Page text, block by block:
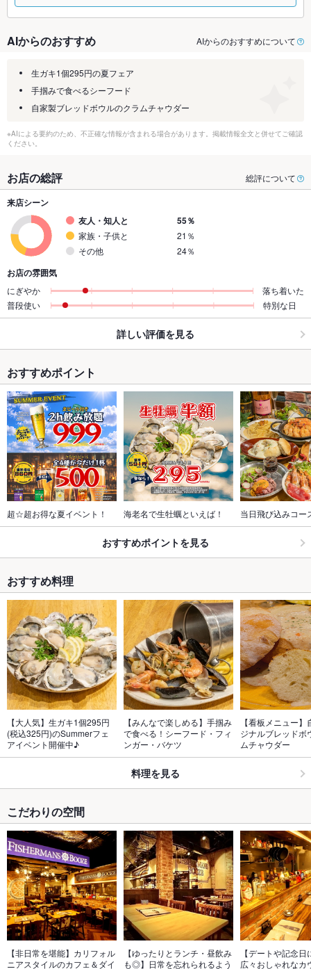
AIからのおすすめ AIからのおすすめについて
生ガキ1個295円の夏フェア
手掴みで食べるシーフード
自家製ブレッドボウルのクラムチャウダー
※AIによる要約のため、不正確な情報が含まれる場合があります。掲載情報全文と併せてご確認
ください。
お店の総評 総評について
来店シーン
友人・知人と
55％
家族・子供と
21％
その他
24％
お店の雰囲気
にぎやか
落ち着いた
普段使い
特別な日
詳しい評価を見る
おすすめポイント
超☆超お得な夏イベント！ 海老名で生牡蠣といえば！ 当日飛び込みコ
おすすめポイントを見る
おすすめ料理
【大人気】生ガキ1個295円
(税込325円)のSummerフェ
アイベント開催中♪
【みんなで楽しめる】手掴み
で食べる！シーフード・フィ
ンガー・バケツ
【看板メニュー
ジナルブレッドボ
ムチャウダー
料理を見る
こだわりの空間
【非日常を堪能】カリフォル
ニアスタイルのカフェ＆ダイ
【ゆったりとランチ・昼飲み
も◎】日常を忘れられるよう
【デートや記念
広々おしゃれなカ